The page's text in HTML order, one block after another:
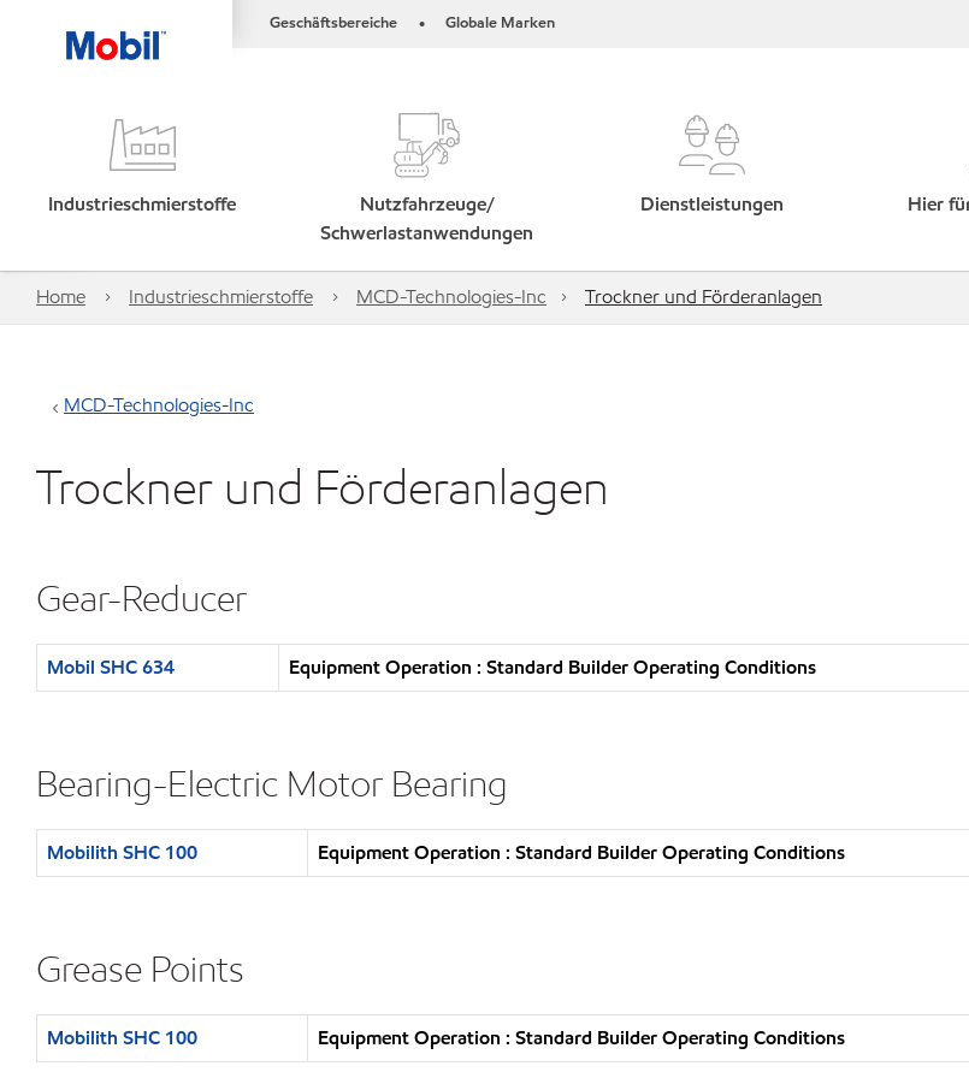
Geschäftsbereiche • Globale Marken
Industrieschmierstoffe
Nutzfahrzeuge/
Schwerlastanwendungen
Dienstleistungen Hier
Home Industrieschmierstoffe MCD-Technologies-Inc Trockner und Förderanlagen
MCD-Technologies-Inc
Trockner und Förderanlagen
Gear-Reducer
Mobil SHC 634 Equipment Operation : Standard Builder Operating Conditions
Bearing-Electric Motor Bearing
Mobilith SHC 100 Equipment Operation : Standard Builder Operating Conditions
Grease Points
Mobilith SHC 100 Equipment Operation : Standard Builder Operating Conditions